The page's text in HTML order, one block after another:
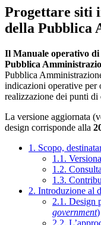
Progettare siti
della Pubblica
Il Manuale operativo di
Pubblica
Pubblica
indicazioni operative per
realizzazione dei punti
La versione aggiornata
design corrisponde alla
1. Scopo,
1.1.
1.2.
1.3.
2. Introduzione al
2.1. Design
government)
2.2.